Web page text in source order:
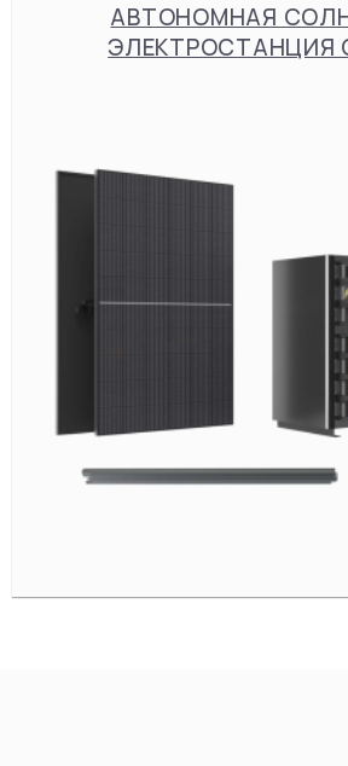
АВТОНОМНАЯ
ЭЛЕКТРОСТАНЦИЯ